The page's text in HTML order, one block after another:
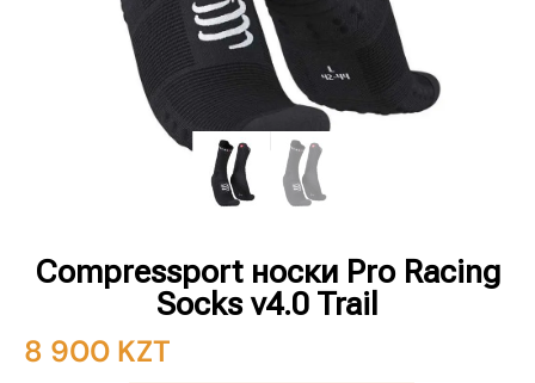
Compressport носки Pro Racing
Socks v4.0 Trail
8 900 KZT